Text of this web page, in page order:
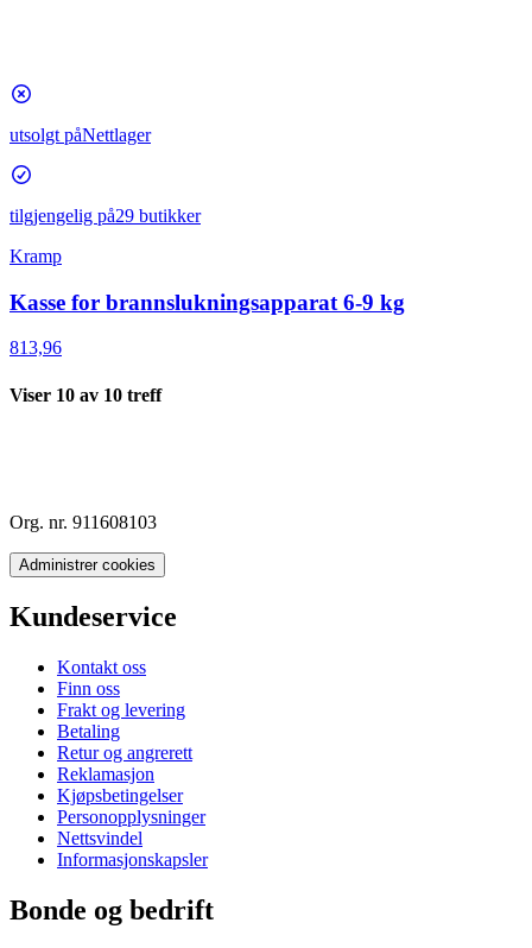
utsolgt påNettlager
tilgjengelig på29 butikker
Kramp
Kasse for brannslukningsapparat 6-9 kg
813,96
Viser 10 av 10 treff
Org. nr. 911608103
Administrer cookies
Kundeservice
Kontakt oss
Finn oss
Frakt og levering
Betaling
Retur og angrerett
Reklamasjon
Kjøpsbetingelser
Personopplysninger
Nettsvindel
Informasjonskapsler
Bonde og bedrift